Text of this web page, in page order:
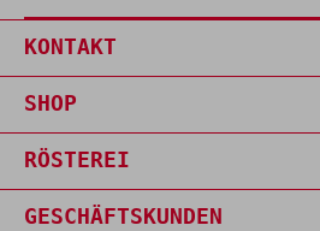
KONTAKT
SHOP
RÖSTEREI
GESCHÄFTSKUNDEN